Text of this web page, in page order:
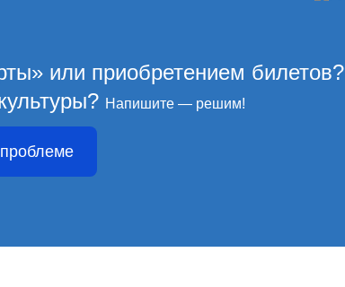
или приобретением билетов?
Напишите — решим!